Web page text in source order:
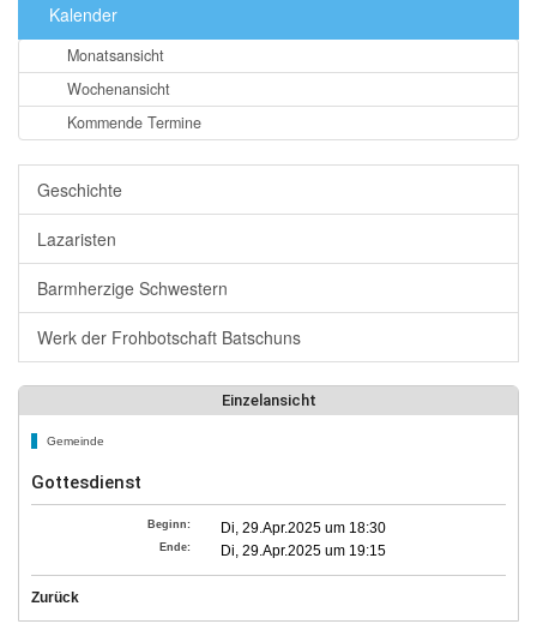
Kalender
Monatsansicht
Wochenansicht
Kommende Termine
Geschichte
Lazaristen
Barmherzige Schwestern
Werk der Frohbotschaft Batschuns
Einzelansicht
Gemeinde
Gottesdienst
Beginn: Di, 29.Apr.2025 um 18:30
Ende: Di, 29.Apr.2025 um 19:15
Zurück